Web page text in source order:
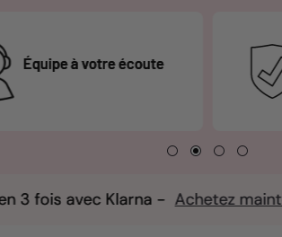
Paiements sécurisés
-Achetez maintenant